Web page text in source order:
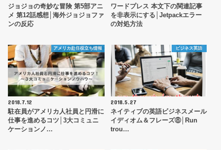
ジョジョの奇妙な冒険 第5部アニ
メ 第12話感想│海外ジョジョファ
ンの反応
ワードプレス 本文下の関連記事
を非表示にする│Jetpackエラー
の対処方法
アメリカ赴任役立ち情報
2018.7.12
駐在員がアメリカ人社員と円滑に
仕事を進めるコツ│3大コミュニ
ケーションノ…
ビジネス英語
2018.5.27
ネイティブの英語ビジネスメール
イディオム＆フレーズ⑧│Run
trou…